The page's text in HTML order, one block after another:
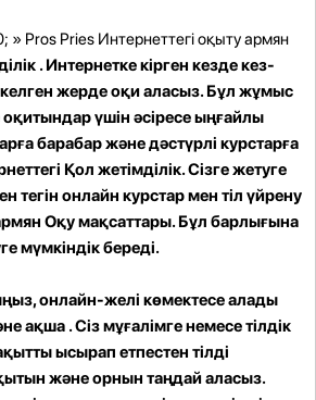
» Pros Pries Интернеттегі оқыту армян
. Интернетке кірген кезде кез-
келген жерде оқи аласыз. Бұл жұмыс
оқитындар үшін әсіресе ыңғайлы
барабар және дәстүрлі курстарға
Қол жетімділік.Сізге жетуге
тегін онлайн курстар мен тіл үйрену
Оқу мақсаттары. Бұл барлығына
мүмкіндік береді.
онлайн-желі көмектесе алады
ақша . Сіз мұғалімге немесе тілдік
ысырап етпестен тілді
және орнын таңдай аласыз.